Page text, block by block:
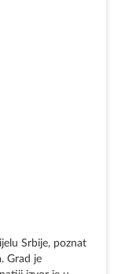
Srbije, poznat
Grad je